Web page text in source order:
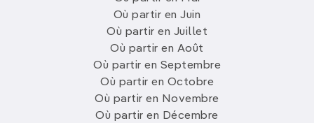
Où partir en Juin
Où partir en Juillet
Où partir en Août
Où partir en Septembre
Où partir en Octobre
Où partir en Novembre
Où partir en Décembre